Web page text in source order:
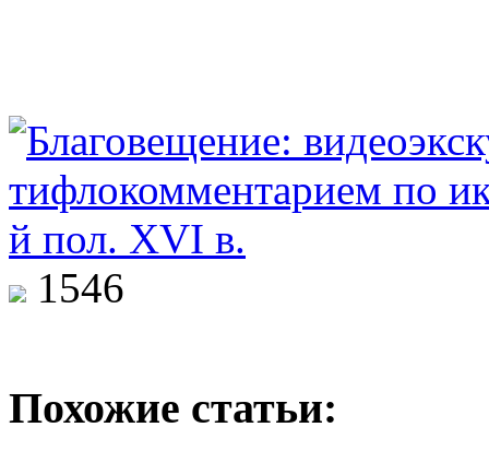
1546
Похожие статьи: